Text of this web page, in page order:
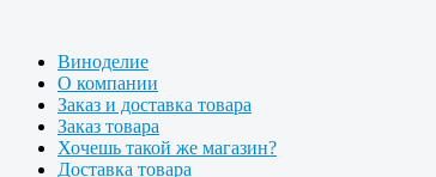
Виноделие
О компании
Заказ и доставка товара
Заказ товара
Хочешь такой же магазин?
Доставка товара